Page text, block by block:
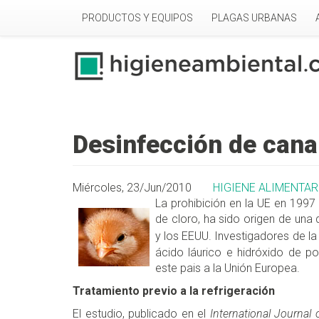
PRODUCTOS Y EQUIPOS PLAGAS URBANAS
Desinfección de
Miércoles, 23/Jun/2010
HIGIENE
La prohibición en la UE en
de cloro, ha sido origen de una
y los EEUU. Investigadores de la
ácido láurico e hidróxido de
este pais a la Unión Europea.
Tratamiento previo a la refrigeración
El estudio, publicado en el International Journal